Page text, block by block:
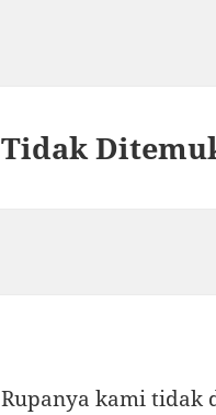
Tidak
Rupanya kami tidak